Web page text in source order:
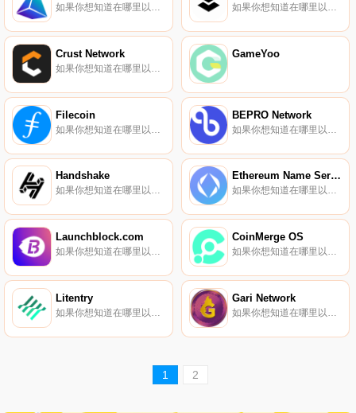
如果你想知道在哪里以當前價格購買ACENT,目前交易｛ACEnname｝股票的頂級加密貨幣交易所是KuCoin和Gate.io。你可以在我們的加密貨幣交易所頁面上找到其他交易所. 如果你想知道在哪里以當前價格購買Elastos,目前交易{Elastos]股票的頂級加密貨幣交易所是KuCoin、Gate.io、HuoELA、Coinbase Exchange和CoinEx。您可以在我們的加密貨幣交易所頁面上找到其他列表.
Crust Network
如果你想知道在哪里以當前價格購買Crust Network,目前交易{Crust Network]股票的頂級加密貨幣交易所是CoinW、CoinTiger、DigiFinex、BingX和BitMart。您可以在我們的加密貨幣交易所頁面上找到其他列表.
GameYoo
Filecoin BEPRO Network
Handshake
如果你想知道在哪里以當前價格購買Handshake,目前交易{Handshake]股票的頂級加密貨幣交易所是Gate.io、MEXC、CoinEx、HotHNSt和Bittrex。您可以在我們的加密貨幣交易所頁面上找到其他列表.
Ethereum Name Service
如果你想知道在哪里以當前價格購買Ethereum Name Service,目前交易{Ethereum Name Service]股票的頂級加密貨幣交易所是Binance、OKX、Deepcoin、BTCEX和Bitrue。您可以在我們的加密貨幣交易所頁面上找到其他列表.
Launchblock.com
如果你想知道在哪里以當前價格購買Launchblock.com,目前交易{Launchblock.com]股票的頂級加密貨幣交易所是KuCoin、HuoLBP和MEXC。您可以在我們的加密貨幣交易所頁面上找到其他列表。Launchblock.com,去中心化的數字資產籌資平臺.
CoinMerge OS
如果你想知道在哪里以當前價格購買CoinMerge OS,目前交易{CoinMerge OS]股票的頂級加密貨幣交易所是Uniswap（V3）和Uniswap。您可以在我們的加密貨幣交易所頁面上找到其他列表。CMOS代表Coinmerge操作系統.
Litentry
如果你想知道在哪里以當前價格購買Litentry,目前交易{Litentry]股票的頂級加密貨幣交易所是Binance、Bitrue、ByLITt、Bitget和Hotcoin Global。您可以在我們的加密貨幣交易所頁面上找到其他列表。去中心化身份驗證和用戶活動數據管理基礎設施.
Gari Network
如果你想知道在哪里以當前價格購買Gari Network,目前交易{Gari Network]股票的頂級加密貨幣交易所是OKX、BTCEX、CoinW、BingX和LBank。您可以在我們的加密貨幣交易所頁面上找到其他列表.
1 2